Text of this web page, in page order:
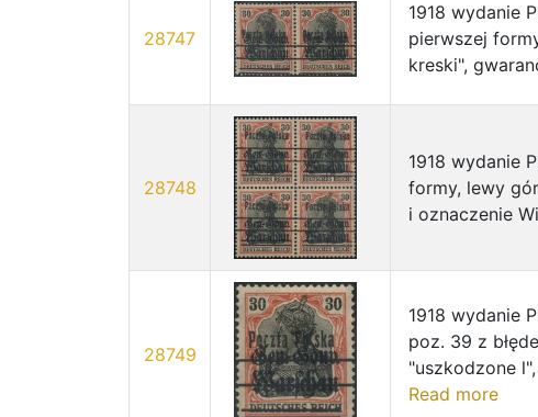
28747
1918 wydanie
pierwszej
kreski",
28748
1918 wydanie
formy, lewy
i oznaczenie
28749
1918 wydanie
poz. 39 z
"uszkodzone
Read more